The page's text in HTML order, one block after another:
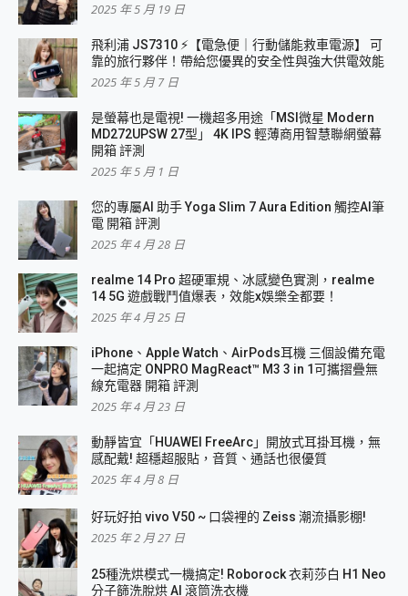
2025 年 5 月 19 日
飛利浦 JS7310 ⚡【電急便｜行動儲能救車電源】 可
靠的旅行夥伴！帶給您優異的安全性與強大供電效能
2025 年 5 月 7 日
是螢幕也是電視! 一機超多用途「MSI微星 Modern
MD272UPSW 27型」 4K IPS 輕薄商用智慧聯網螢幕
開箱 評測
2025 年 5 月 1 日
您的專屬AI 助手 Yoga Slim 7 Aura Edition 觸控AI筆
電 開箱 評測
2025 年 4 月 28 日
realme 14 Pro 超硬軍規、冰感變色實測，realme
14 5G 遊戲戰鬥值爆表，效能x娛樂全都要！
2025 年 4 月 25 日
iPhone、Apple Watch、AirPods耳機 三個設備充電
一起搞定 ONPRO MagReact™ M3 3 in 1可攜摺疊無
線充電器 開箱 評測
2025 年 4 月 23 日
動靜皆宜「HUAWEI FreeArc」開放式耳掛耳機，無
感配戴! 超穩超服貼，音質、通話也很優質
2025 年 4 月 8 日
好玩好拍 vivo V50 ~ 口袋裡的 Zeiss 潮流攝影棚!
2025 年 2 月 27 日
25種洗烘模式一機搞定! Roborock 衣莉莎白 H1 Neo
分子篩洗脫烘 AI 滾筒洗衣機